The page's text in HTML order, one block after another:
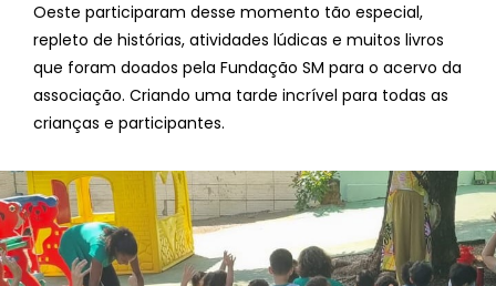
Oeste participaram desse momento tão especial,
repleto de histórias, atividades lúdicas e muitos livros
que foram doados pela Fundação SM para o acervo da
associação. Criando uma tarde incrível para todas as
crianças e participantes.